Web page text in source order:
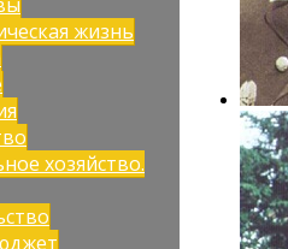
жизнь
хозяйство.